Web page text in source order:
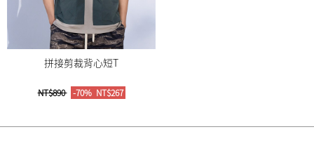
拼接剪裁背心短T
NT$890 -70% NT$267